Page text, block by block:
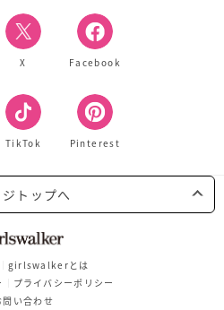
X Facebook
TikTok Pinterest
トップへ
girlswalkerとは
プライバシーポリシー
問い合わせ